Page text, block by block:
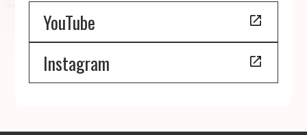
YouTube
Instagram